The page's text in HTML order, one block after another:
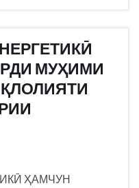
МУҲИМИ
ҲАМЧУН